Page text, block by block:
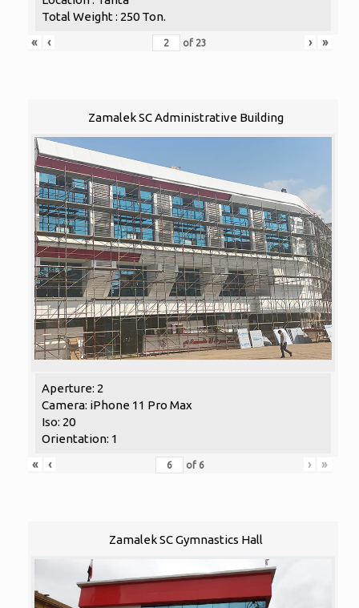
Total Weight : 250 Ton.
«
‹ of 23 › »
Zamalek SC Administrative Building
Aperture: 2
Camera: iPhone 11 Pro Max
Iso: 20
Orientation: 1
«
‹ of 6 › »
Zamalek SC Gymnastics Hall